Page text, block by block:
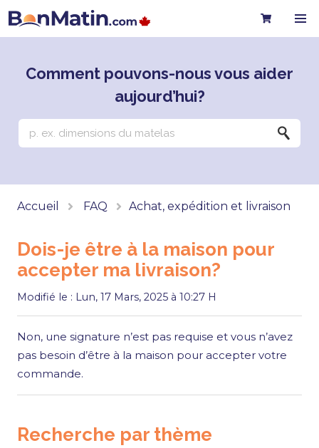
Comment pouvons-nous vous aider
aujourd’hui?
Accueil FAQ Achat, expédition et livraison
Dois-je être à la maison pour
accepter ma livraison?
Modifié le : Lun, 17 Mars, 2025 à 10:27 H
Non, une signature n’est pas requise et vous n’avez
pas besoin d’être à la maison pour accepter votre
commande.
Recherche par thème